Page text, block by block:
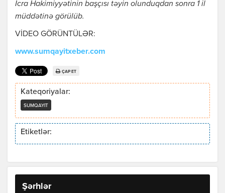
İcra Hakimiyyətinin başçısı təyin olunduqdan sonra 1 il
müddətinə görülüb.
VİDEO GÖRÜNTÜLƏR:
www.sumqayitxeber.com
ÇAP ET
Kateqoriyalar:
SUMQAYIT
Etiketlər:
Şərhlər